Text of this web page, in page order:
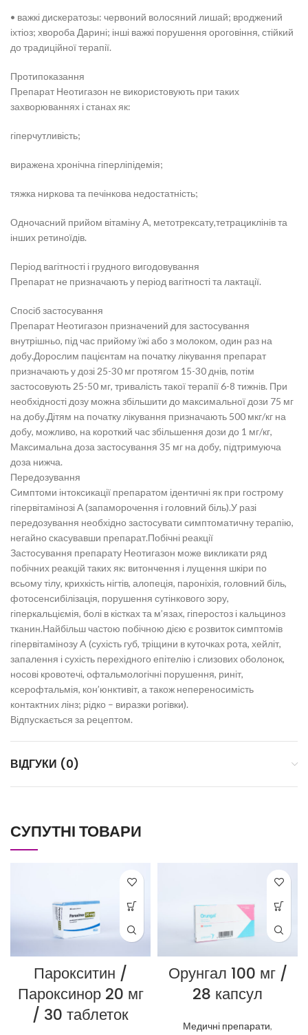
• важкі дискератозы: червоний волосяний лишай; вроджений
іхтіоз; хвороба Дарині; інші важкі порушення ороговіння, стійкий
до традиційної терапії.
Протипоказання
Препарат Неотигазон не використовують при таких
захворюваннях і станах як:
гіперчутливість;
виражена хронічна гіперліпідемія;
тяжка ниркова та печінкова недостатність;
Одночасний прийом вітаміну A, метотрексату,тетрациклінів та
інших ретиноїдів.
Період вагітності і грудного вигодовування
Препарат не призначають у період вагітності та лактації.
Спосіб застосування
Препарат Неотигазон призначений для застосування
внутрішньо, під час прийому їжі або з молоком, один раз на
добу.Дорослим пацієнтам на початку лікування препарат
призначають у дозі 25-30 мг протягом 15-30 днів, потім
застосовують 25-50 мг, тривалість такої терапії 6-8 тижнів. При
необхідності дозу можна збільшити до максимальної дози 75 мг
на добу.Дітям на початку лікування призначають 500 мкг/кг на
добу, можливо, на короткий час збільшення дози до 1 мг/кг,
Максимальна доза застосування 35 мг на добу, підтримуюча
доза нижча.
Передозування
Симптоми інтоксикації препаратом ідентичні як при гострому
гіпервітамінозі А (запаморочення і головний біль).У разі
передозування необхідно застосувати симптоматичну терапію,
негайно скасувавши препарат.Побічні реакції
Застосування препарату Неотигазон може викликати ряд
побічних реакцій таких як: витончення і лущення шкіри по
всьому тілу, крихкість нігтів, алопеція, пароніхія, головний біль,
фотосенсибілізація, порушення сутінкового зору,
гіперкальціємія, болі в кістках та м’язах, гіперостоз і кальциноз
тканин.Найбільш частою побічною дією є розвиток симптомів
гіпервітамінозу A (сухість губ, тріщини в куточках рота, хейліт,
запалення і сухість перехідного епітелію і слизових оболонок,
носові кровотечі, офтальмологічні порушення, риніт,
ксерофтальмія, кон’юнктивіт, а також непереносимість
контактних лінз; рідко – виразки рогівки).
Відпускається за рецептом.
ВІДГУКИ (0)
СУПУТНІ ТОВАРИ
Парокситин /
Пароксинор 20 мг
/ 30 таблеток
Орунгал 100 мг /
28 капсул
Медичні препарати,